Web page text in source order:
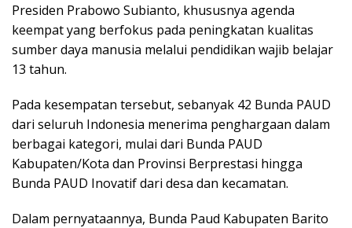
Presiden Prabowo Subianto, khususnya agenda
keempat yang berfokus pada peningkatan kualitas
sumber daya manusia melalui pendidikan wajib belajar
13 tahun.
Pada kesempatan tersebut, sebanyak 42 Bunda PAUD
dari seluruh Indonesia menerima penghargaan dalam
berbagai kategori, mulai dari Bunda PAUD
Kabupaten/Kota dan Provinsi Berprestasi hingga
Bunda PAUD Inovatif dari desa dan kecamatan.
Dalam pernyataannya, Bunda Paud Kabupaten Barito